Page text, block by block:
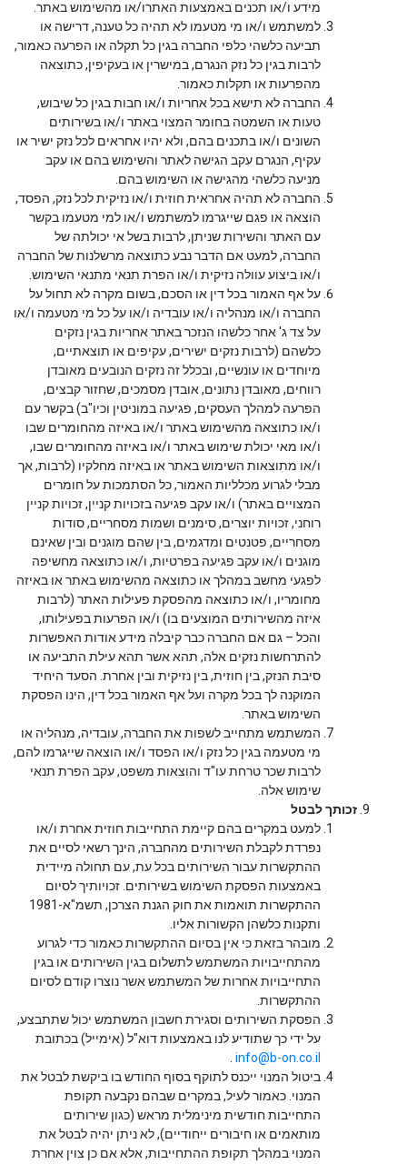
מידע ו/או תכנים באמצעות האתרו/או מהשימוש באתר.
למשתמש ו/או מי מטעמו לא תהיה כל טענה, דרישה או
תביעה כלשהי כלפי החברה בגין כל תקלה או הפרעה כאמור,
לרבות בגין כל נזק הנגרם, במישרין או בעקיפין, כתוצאה
מהפרעות או תקלות כאמור.
החברה לא תישא בכל אחריות ו/או חבות בגין כל שיבוש,
טעות או השמטה בחומר המצוי באתר ו/או בשירותים
השונים ו/או בתכנים בהם, ולא יהיו אחראים לכל נזק ישיר או
עקיף, הנגרם עקב הגישה לאתר והשימוש בהם או עקב
מניעה כלשהי מהגישה או השימוש בהם.
החברה לא תהיה אחראית חוזית ו/או נזיקית לכל נזק, הפסד,
הוצאה או פגם שייגרמו למשתמש ו/או למי מטעמו בקשר
עם האתר והשירות שניתן, לרבות בשל אי יכולתה של
החברה, למעט אם הדבר נבע כתוצאה מרשלנות של החברה
ו/או ביצוע עוולה נזיקית ו/או הפרת תנאי מתנאי השימוש.
על אף האמור בכל דין או הסכם, בשום מקרה לא תחול על
החברה ו/או מנהליה ו/או עובדיה ו/או על כל מי מטעמה ו/או
על צד ג' אחר כלשהו הנזכר באתר אחריות בגין נזקים
כלשהם (לרבות נזקים ישירים, עקיפים או תוצאתיים,
מיוחדים או עונשיים, ובכלל זה נזקים הנובעים מאובדן
רווחים, מאובדן נתונים, אובדן מסמכים, שחזור קבצים,
הפרעה למהלך העסקים, פגיעה במוניטין וכיו"ב) בקשר עם
ו/או כתוצאה מהשימוש באתר ו/או באיזה מהחומרים שבו
ו/או מאי יכולת שימוש באתר ו/או באיזה מהחומרים שבו,
ו/או מתוצאות השימוש באתר או באיזה מחלקיו (לרבות, אך
מבלי לגרוע מכלליות האמור, כל הסתמכות על חומרים
המצויים באתר) ו/או עקב פגיעה בזכויות קניין, זכויות קניין
רוחני, זכויות יוצרים, סימנים ושמות מסחריים, סודות
מסחריים, פטנטים ומדגמים, בין שהם מוגנים ובין שאינם
מוגנים ו/או עקב פגיעה בפרטיות, ו/או כתוצאה מחשיפה
לפגעי מחשב במהלך או כתוצאה מהשימוש באתר או באיזה
מחומריו, ו/או כתוצאה מהפסקת פעילות האתר (לרבות
איזה מהשירותים המוצעים בו) ו/או הפרעות בפעילותו,
והכל – גם אם החברה כבר קיבלה מידע אודות האפשרות
להתרחשות נזקים אלה, תהא אשר תהא עילת התביעה או
סיבת הנזק, בין חוזית, בין נזיקית ובין אחרת. הסעד היחיד
המוקנה לך בכל מקרה ועל אף האמור בכל דין, הינו הפסקת
השימוש באתר.
המשתמש מתחייב לשפות את החברה, עובדיה, מנהליה או
מי מטעמה בגין כל נזק ו/או הפסד ו/או הוצאה שייגרמו להם,
לרבות שכר טרחת עו"ד והוצאות משפט, עקב הפרת תנאי
שימוש אלה.
זכותך לבטל
למעט במקרים בהם קיימת התחייבות חוזית אחרת ו/או
נפרדת לקבלת השירותים מהחברה, הינך רשאי לסיים את
ההתקשרות עבור השירותים בכל עת, עם תחולה מיידית
באמצעות הפסקת השימוש בשירותים. זכויותיך לסיום
ההתקשרות תואמות את חוק הגנת הצרכן, תשמ"א-1981
ותקנות כלשהן הקשורות אליו.
מובהר בזאת כי אין בסיום ההתקשרות כאמור כדי לגרוע
מהתחייבויות המשתמש לתשלום בגין השירותים או בגין
התחייבויות אחרות של המשתמש אשר נוצרו קודם לסיום
ההתקשרות.
הפסקת השירותים וסגירת חשבון המשתמש יכול שתתבצע,
על ידי כך שתודיע לנו באמצעות דוא"ל (אימייל) בכתובת
info@b-on.co.il
ביטול המנוי ייכנס לתוקף בסוף החודש בו ביקשת לבטל את
המנוי. כאמור לעיל, במקרים שבהם נקבעה תקופת
התחייבות חודשית מינימלית מראש (כגון שירותים
מותאמים או חיבורים ייחודיים), לא ניתן יהיה לבטל את
המנוי במהלך תקופת ההתחייבות, אלא אם כן צוין אחרת